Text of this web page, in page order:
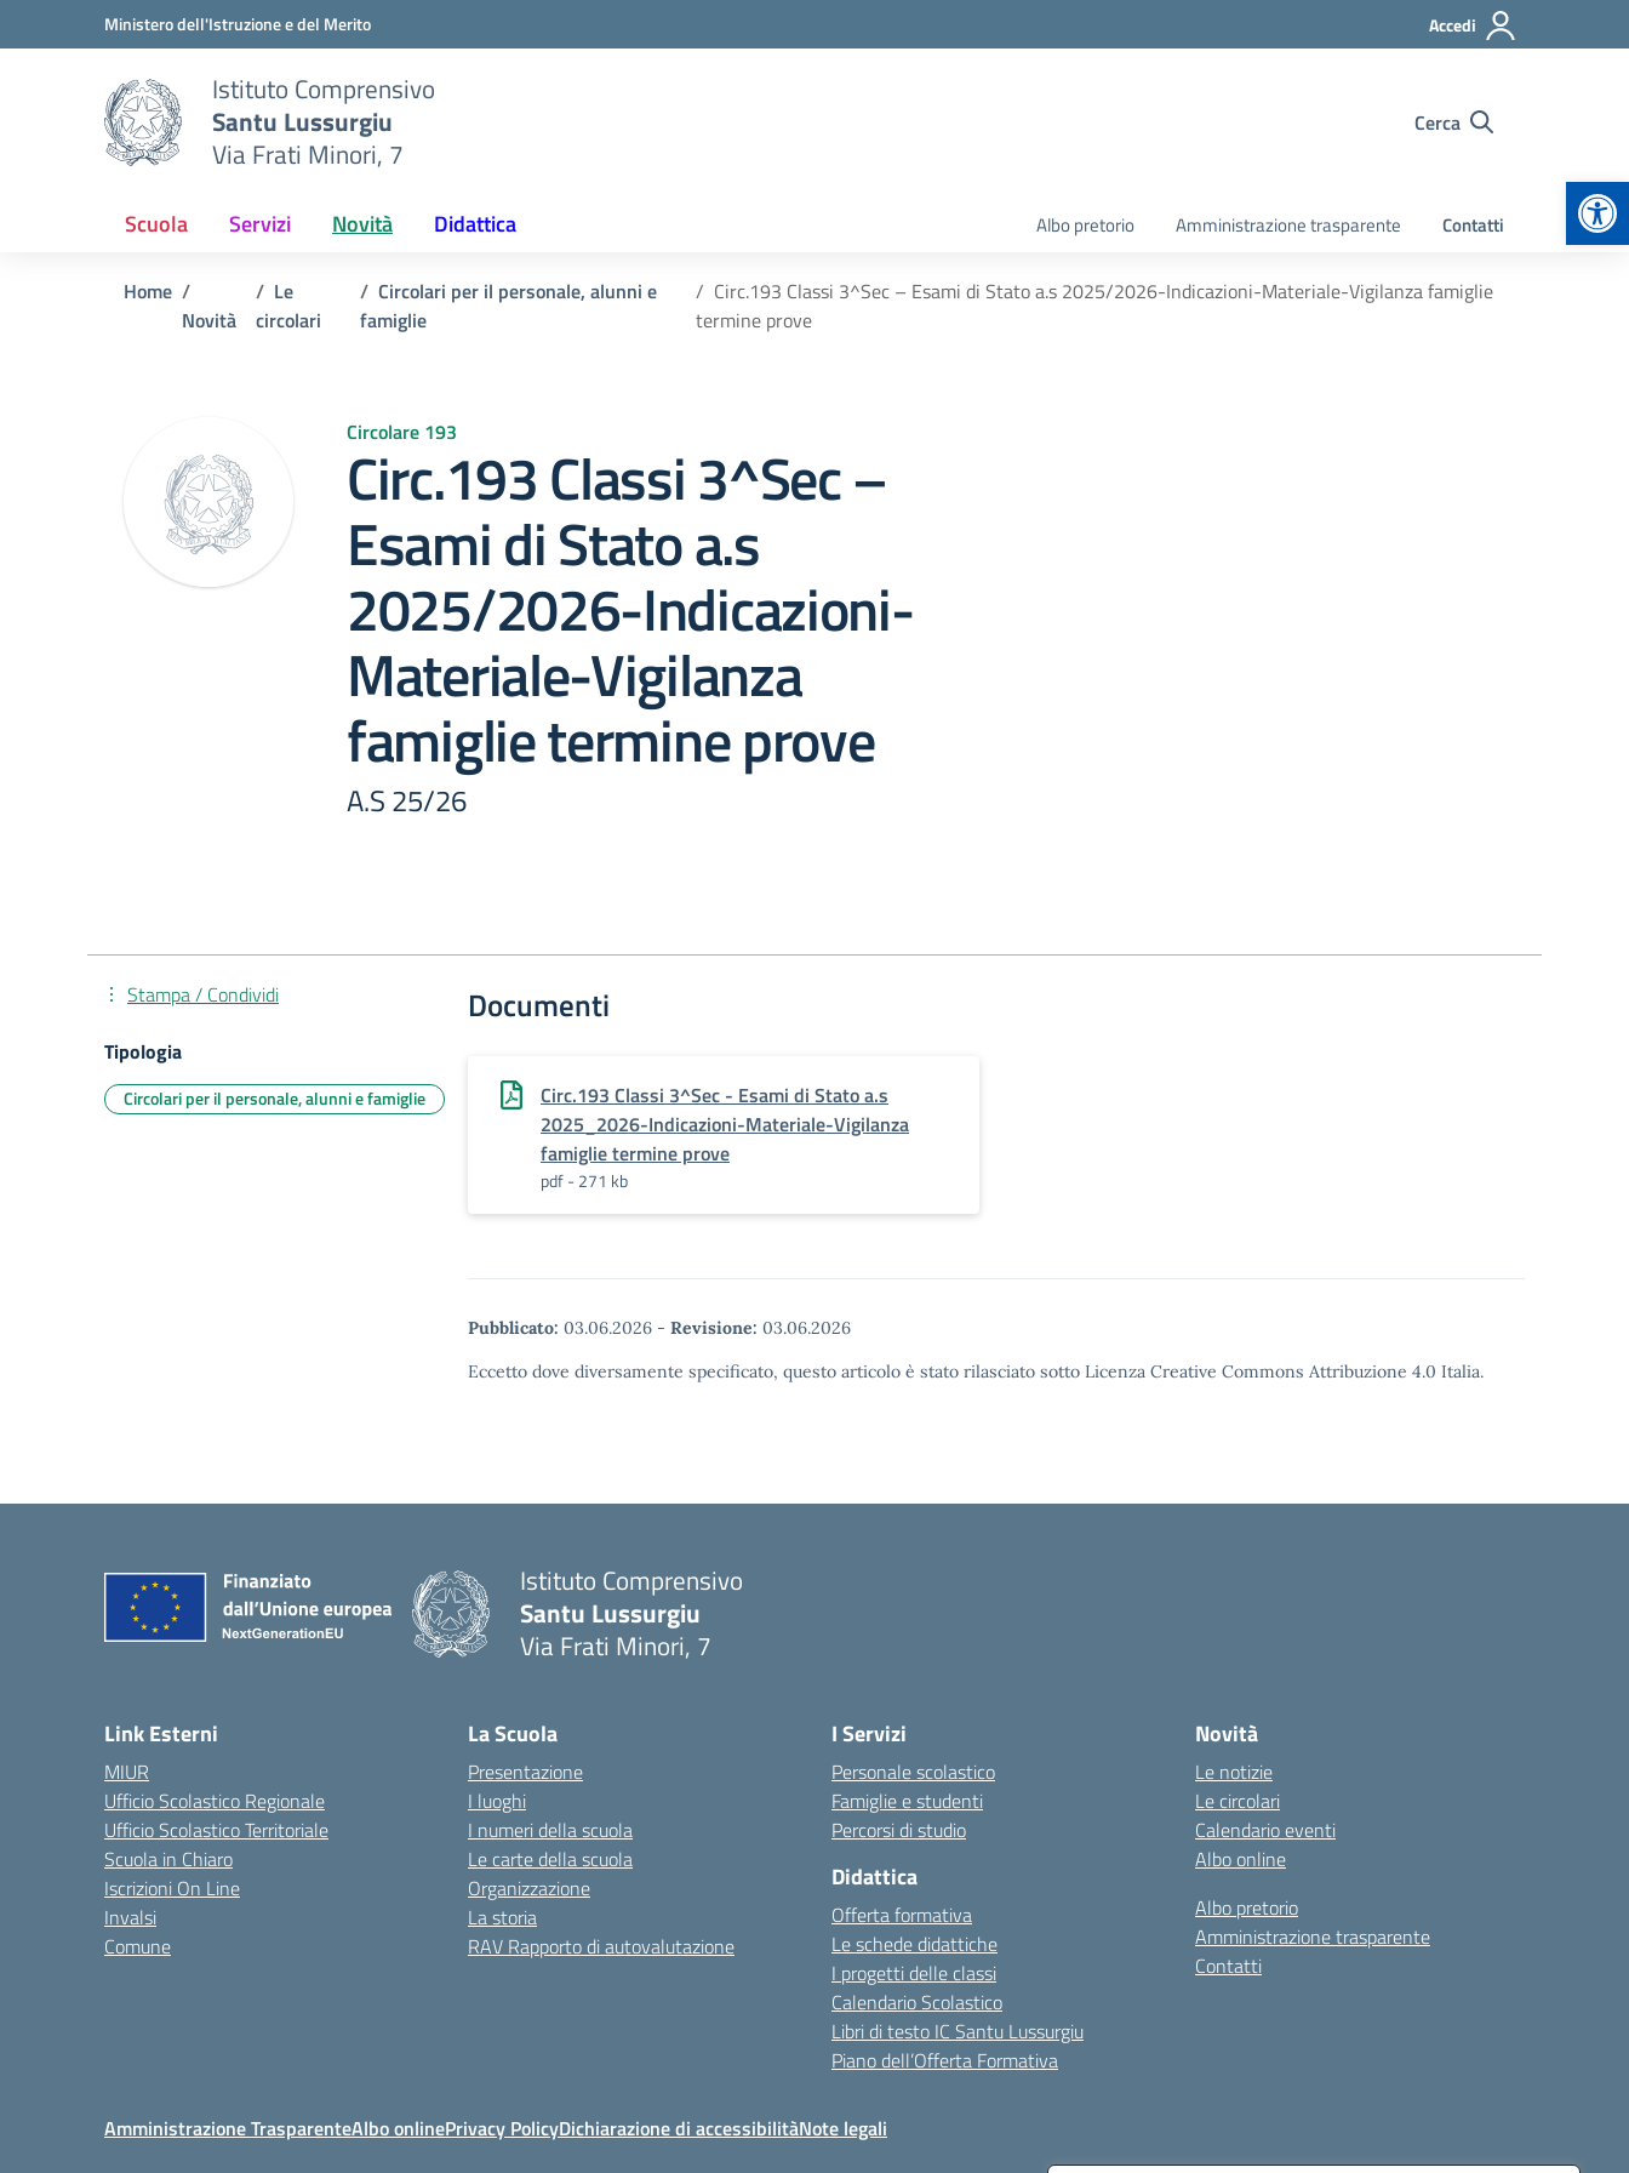
Vai ai contenuti
Vai al menu di navigazioneMinistero dell'Istruzione e del Merito Accedi
Istituto Comprensivo
Santu Lussurgiu
Via Frati Minori, 7
Cerca
Scuola Servizi Novità Didattica Albo pretorio Amministrazione trasparente Contatti
Home
Novità
Le
circolari
Circolari per il personale, alunni e
famiglie
Circ.193 Classi 3^Sec – Esami di Stato a.s 2025/2026-Indicazioni-Materiale-Vigilanza famiglie
termine prove
Circolare 193
Circ.193 Classi 3^Sec –
Esami di Stato a.s
2025/2026-Indicazioni-
Materiale-Vigilanza
famiglie termine prove
A.S 25/26
Documenti
Circ.193 Classi 3^Sec - Esami di Stato a.s
2025_2026-Indicazioni-Materiale-Vigilanza
famiglie termine prove
pdf - 271 kb
Pubblicato: 03.06.2026 - Revisione: 03.06.2026
Eccetto dove diversamente specificato, questo articolo è stato rilasciato sotto Licenza Creative Commons Attribuzione 4.0 Italia.
Stampa / Condividi
Tipologia
Circolari per il personale, alunni e famiglie
Istituto Comprensivo
Santu Lussurgiu
Via Frati Minori, 7
Link Esterni
MIUR
Ufficio Scolastico Regionale
Ufficio Scolastico Territoriale
Scuola in Chiaro
Iscrizioni On Line
Invalsi
Comune
La Scuola
Presentazione
I luoghi
I numeri della scuola
Le carte della scuola
Organizzazione
La storia
RAV Rapporto di autovalutazione
I Servizi
Personale scolastico
Famiglie e studenti
Percorsi di studio
Didattica
Offerta formativa
Le schede didattiche
I progetti delle classi
Calendario Scolastico
Libri di testo IC Santu Lussurgiu
Piano dell’Offerta Formativa
Novità
Le notizie
Le circolari
Calendario eventi
Albo online
Albo pretorio
Amministrazione trasparente
Contatti
Amministrazione TrasparenteAlbo onlinePrivacy PolicyDichiarazione di accessibilitàNote legali